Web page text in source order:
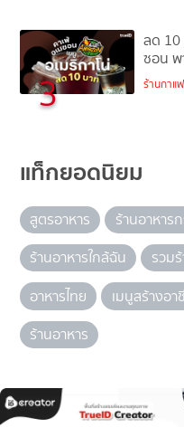
3
ลด 10
ซอน พ
ร้านกาแฟ
แท็กยอดนิยม
สูตรอาหาร ร้านอาหาร
ร้านอาหารใกล้ฉัน
รวม
อาหารไทย
เมนูสร้างอา
ร้านอาหาร